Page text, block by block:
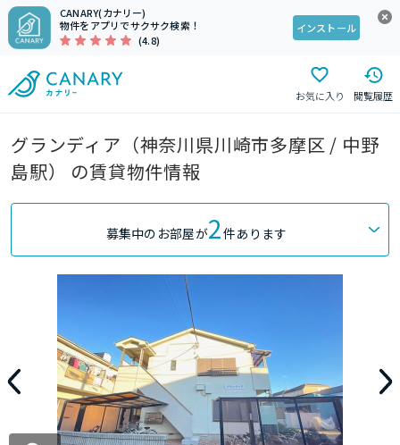
CANARY(カナリー)
物件をアプリでサクサク検索！
(4.8)
インストール
お気に入り 閲覧履歴
グランディア（神奈川県川崎市多摩区 / 中野
島駅） の賃貸物件情報
募集中のお部屋が2件あります